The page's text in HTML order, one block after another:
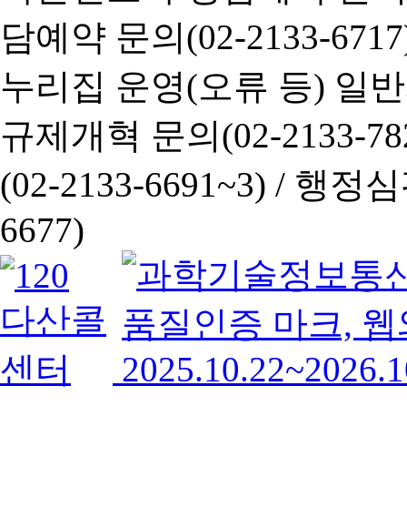
담예약 문의(02-2133-
누리집 운영(오류 등) 일
규제개혁 문의(02-2133-
(02-2133-6691~3) / 행정심
6677)